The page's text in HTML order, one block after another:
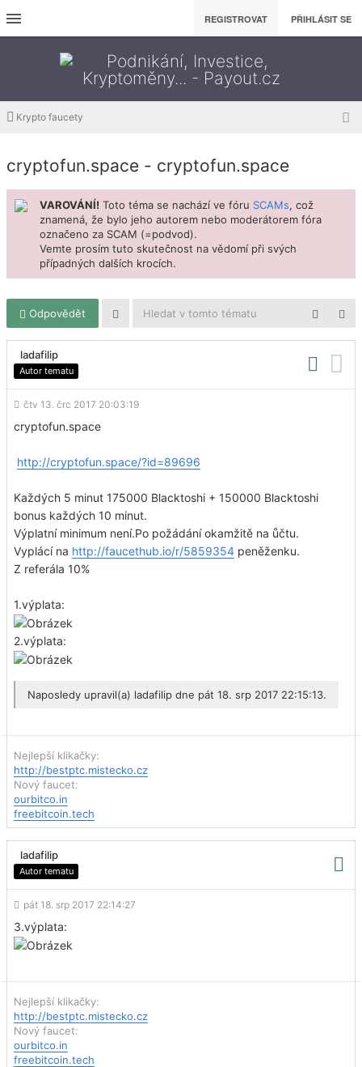
REGISTROVAT PŘIHLÁSIT SE
Krypto faucety
cryptofun.space - cryptofun.space
VAROVÁNÍ! Toto téma se nachází ve fóru SCAMs, což
znamená, že bylo jeho autorem nebo moderátorem fóra
označeno za SCAM (=podvod).
Vemte prosím tuto skutečnost na vědomí při svých
případných dalších krocích.
Odpovědět
ladafilip
Autor tematu
čtv 13. črc 2017 20:03:19
cryptofun.space
http://cryptofun.space/?id=89696
Každých 5 minut 175000 Blacktoshi + 150000 Blacktoshi
bonus každých 10 minut.
Výplatní minimum není.Po požádání okamžitě na ůčtu.
Vyplácí na http://faucethub.io/r/5859354 peněženku.
Z referála 10%
1.výplata:
2.výplata:
Naposledy upravil(a) ladafilip dne pát 18. srp 2017 22:15:13.
Nejlepší klikačky:
http://bestptc.mistecko.cz
Nový faucet:
ourbitco.in
freebitcoin.tech
ladafilip
Autor tematu
pát 18. srp 2017 22:14:27
3.výplata:
Nejlepší klikačky:
http://bestptc.mistecko.cz
Nový faucet:
ourbitco.in
freebitcoin.tech